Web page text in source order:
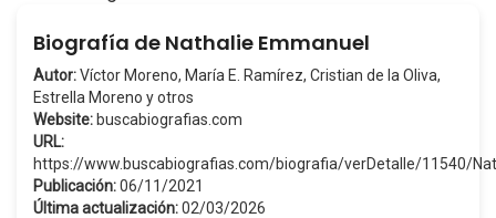
Biografía de Nathalie Emmanuel
Autor:Víctor Moreno, María E. Ramírez, Cristian de la Oliva,
Estrella Moreno y otros
Website: buscabiografias.com
URL:
https://www.buscabiografias.com/biografia/verDetalle/11540/
Publicación:06/11/2021
Última actualización:02/03/2026